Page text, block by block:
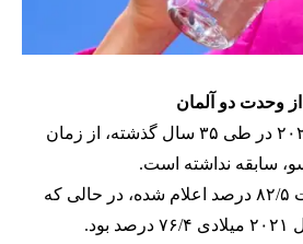
وحدت دو آلمان
مشارکت در انتخابات ۲۰۲۵ در طی ۳۵ سال گذشته، از زمان
سابقه نداشته است.
مشارکت در این انتخابات ۸۲/۵ درصد اعلام شده، در حالی که